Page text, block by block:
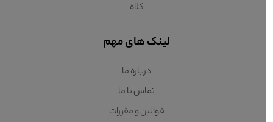
کلاه
لینک های مهم
درباره ما
تماس با ما
قوانین و مقررات